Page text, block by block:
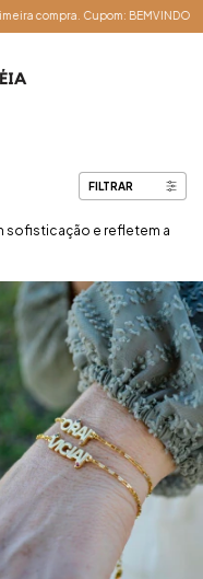
Frete grátis acima
FILTRAR
sofisticação e refletem a